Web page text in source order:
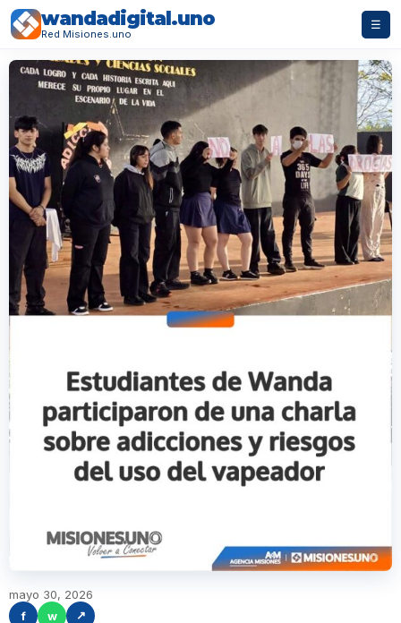
wandadigital.uno
Red Misiones.uno
☰
mayo 30, 2026
f
w ↗